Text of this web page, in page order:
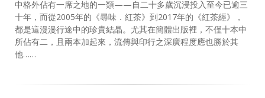
中格外佔有一席之地的一類——自二十多歲沉浸投入至今已逾三
十年，而從2005年的《尋味．紅茶》到2017年的《紅茶經》，
都是這漫漫行途中的珍貴結晶。尤其在簡體出版裡，不僅十本中
所佔有二，且兩本加起來，流傳與印行之深廣程度應也勝於其
他……